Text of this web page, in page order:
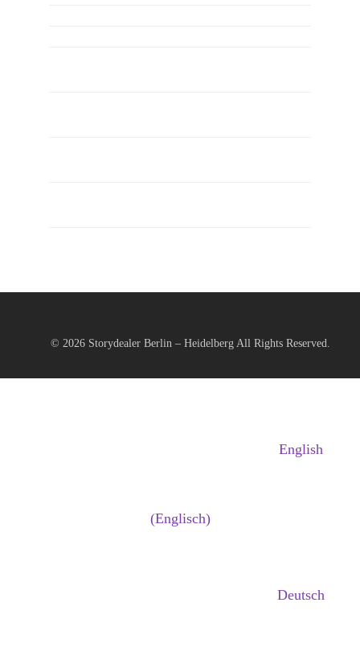
© 2026 Storydealer Berlin – HeidelbergAll Rights Reserved.
English
(Englisch)
Deutsch